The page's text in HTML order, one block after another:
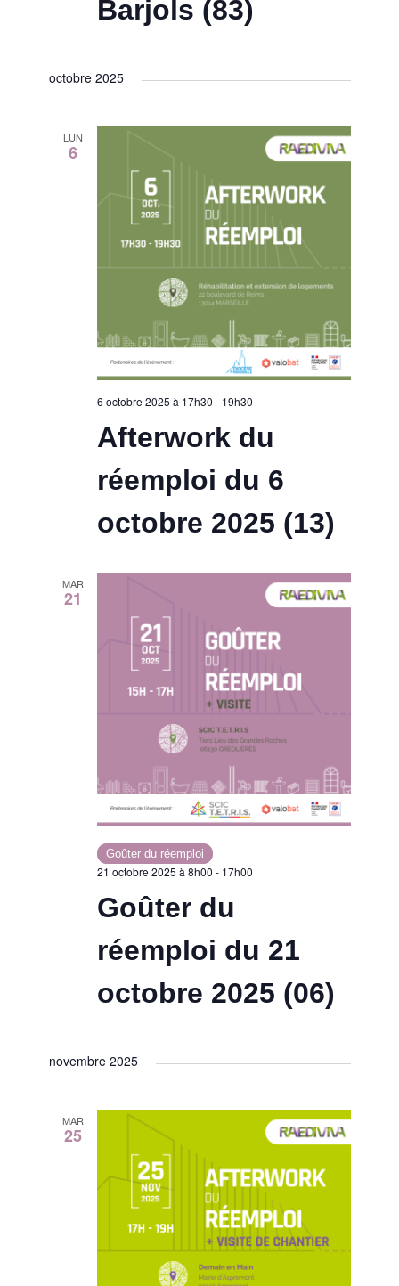
Barjols (83)
octobre 2025
LUN
6
Afterwork du
réemploi du 6
octobre 2025 (13)
6 octobre 2025 à 17h30 - 19h30
MAR
21
Goûter du
réemploi du 21
octobre 2025 (06)
21 octobre 2025 à 8h00 - 17h00
Goûter du réemploi
novembre 2025
MAR
25